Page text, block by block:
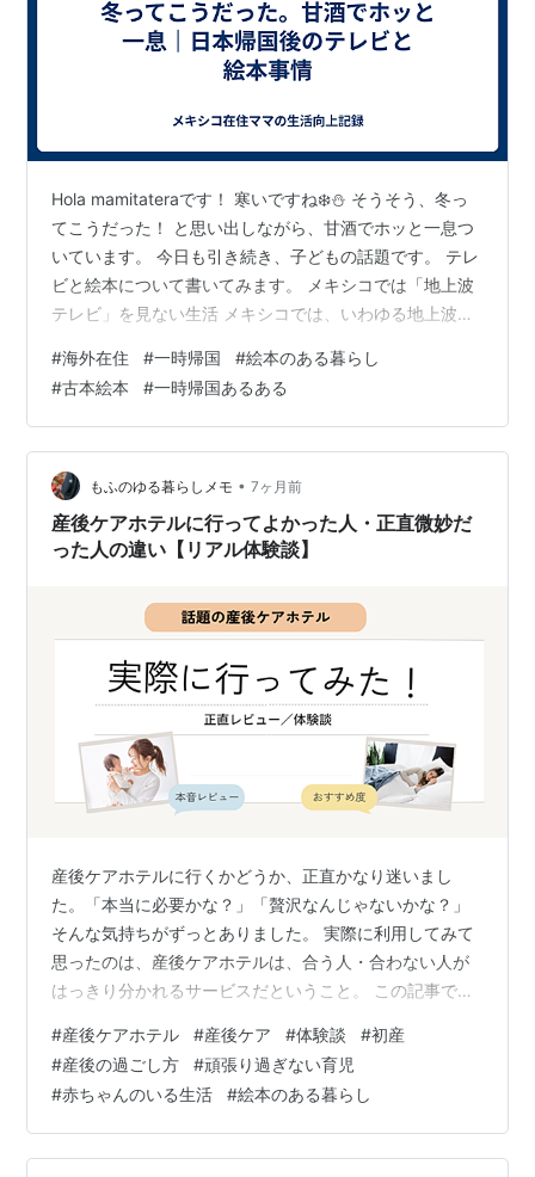
Hola mamitateraです！ 寒いですね❄️⛄️ そうそう、冬っ
てこうだった！ と思い出しながら、甘酒でホッと一息つ
いています。 今日も引き続き、子どもの話題です。 テレ
ビと絵本について書いてみます。 メキシコでは「地上波
テレビ」を見ない生活 メキシコでは、いわゆる地上波の
ると思います（笑） でも、私がよく分からないのでテレ
ビをつけること自体が少なく、 Netflixなどのサブスクを
見るか、夫がスポーツを見るか、という感じ。 CMを見
る、という文化がほぼありません。 CMがある！？選べ
ない！？日本のテレビに戸惑う長男 なので日本に帰国…
#海外在住 #一時帰国 #絵本のある暮らし
#古本絵本 #一時帰国あるある
もふのゆる暮らしメモ • 7ヶ月前
産後ケアホテルに行ってよかった人・正直微妙だ
った人の違い【リアル体験談】
産後ケアホテルに行くかどうか、正直かなり迷いまし
た。「本当に必要かな？」「贅沢なんじゃないかな？」
そんな気持ちがずっとありました。 実際に利用してみて
思ったのは、産後ケアホテルは、合う人・合わない人が
はっきり分かれるサービスだということ。 この記事で
人」「正直、微妙だったかもしれない人」それぞれの違
いをまとめています。 産後ケアホテルを検討している方
が、「自分にはどうかな？」と考えるヒントになれば嬉
しいです。 この記事はこんな方に向けて書いています 産
後ケアホテルが気になっているけど、実際どうなのか迷
#産後ケアホテル #産後ケア #体験談 #初産
#産後の過ごし方 #頑張り過ぎない育児
#赤ちゃんのいる生活 #絵本のある暮らし